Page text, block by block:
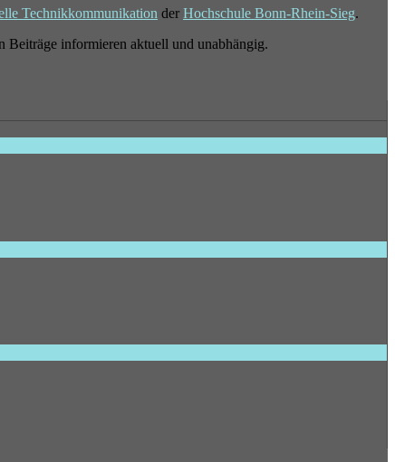
Technikkommunikation der Hochschule Bonn-Rhein-Sieg.
Beiträge informieren aktuell und unabhängig.